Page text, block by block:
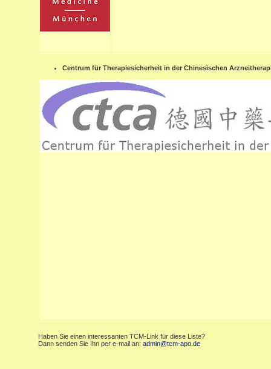
Centrum für Therapiesicherheit in der Chinesischen
Haben Sie einen interessanten TCM-Link für diese Liste?
Dann senden Sie Ihn per e-mail an: admin@tcm-apo.de